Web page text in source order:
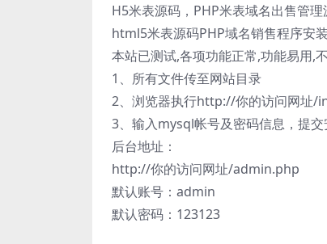
H5米表源码，PHP米表域名出售管
html5米表源码PHP域名销售程序安
本站已测试,各项功能正常,功能易用,
1、所有文件传至网站目录
2、浏览器执行http://你的访问网址/
3、输入mysql帐号及密码信息，提交
后台地址：
http://你的访问网址/admin.php
默认账号：admin
默认密码：123123